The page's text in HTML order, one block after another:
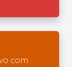
com